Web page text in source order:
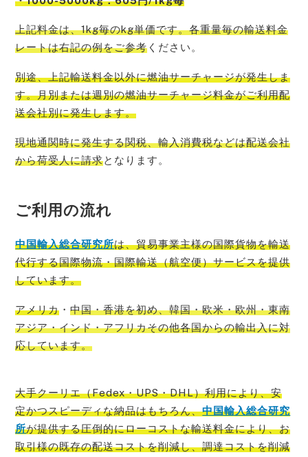
上記料金は、1kg毎のkg単価です。各重量毎の輸送料金
レートは右記の例をご参考 ください。
別途、上記輸送料金以外に燃油サーチャージが発生しま
す。月別または週別の燃油サーチャージ料金がご利用配
送会社別に発生します。
現地通関時に発生する関税、輸入消費税などは配送会社
から荷受人に請求となります。
ご利用の流れ
中国輸入総合研究所は、貿易事業主様の国際貨物を輸送
代行する国際物流・国際輸送（航空便）サービスを提供
しています。
アメリカ ・中国・香港を初め、韓国・欧米・欧州・東南
アジア・インド・アフリカその他各国からの輸出入に対
応しています。
大手クーリエ（Fedex・UPS・DHL）利用により、安
定かつスピーディな納品はもちろん、中国輸入総合研究
所が提供する圧倒的にローコストな輸送料金により、お
取引様の既存の配送コストを削減し、調達コストを削減